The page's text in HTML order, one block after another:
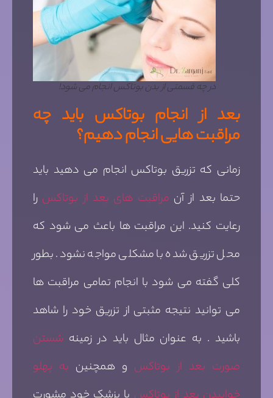
در چه قسمتی از بدن بوتاکس انجام می شود!
بعد از انجام بوتاکس باید چه
مراقبت هایی انجام دهیم؟
زمانی که تزریق بوتاکس انجام می دهید باید
حتما بعد از آن مراقبت های بعد از بوتاکس را
رعایت کنید. این مراقبت ها باعث می شود که
محل تزریق شده با مشکلی مواجه نشود. بطور
کلی گفته می شود با انجام تمامی مراقبت ها
می توانید نتیجه مثبتی از تزریق خود را شاهد
باشید . به عنوان مثال باید در زمینه شستن
صورت بعد از بوتاکس و همچنین به پهلو